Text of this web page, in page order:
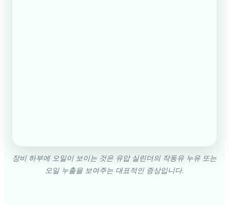
장비 하부에 오일이 보이는 것은 유압 실린더의 작동유 누유 또는
오일 누출을 보여주는 대표적인 증상입니다.